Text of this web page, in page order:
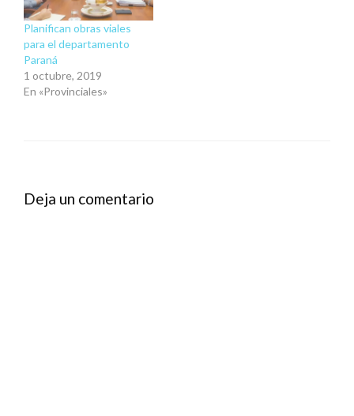
Planifican obras viales
para el departamento
Paraná
1 octubre, 2019
En «Provinciales»
Deja un comentario